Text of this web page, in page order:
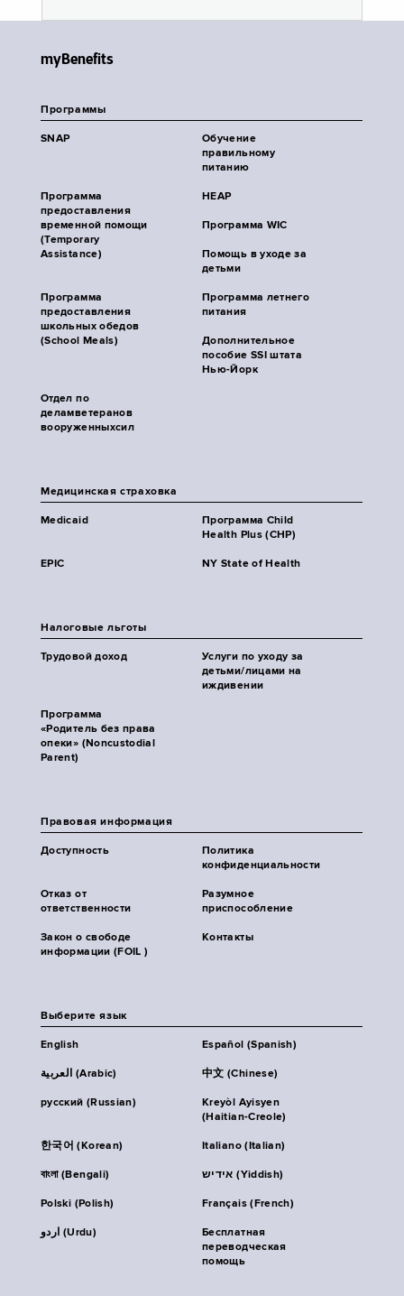
myBenefits
Программы
SNAP
Обучение
правильному
питанию
Программа
предоставления
временной помощи
(Temporary
Assistance)
HEAP
Программа WIC
Помощь в уходе за
детьми
Программа
предоставления
школьных обедов
(School Meals)
Программа летнего
питания
Дополнительное
пособие SSI штата
Нью-Йорк
Отдел по
деламветеранов
вооруженныхсил
Медицинская страховка
Medicaid
Программа Child
Health Plus (CHP)
EPIC NY State of Health
Налоговые льготы
Трудовой доход
Услуги по уходу за
детьми/лицами на
иждивении
Программа
«Родитель без права
опеки» (Noncustodial
Parent)
Правовая информация
Доступность
Политика
конфиденциальности
Отказ от
ответственности
Разумное
приспособление
Закон о свободе
информации (FOIL )
Контакты
Выберите язык
English Español (Spanish)
العربية (Arabic) 中文 (Chinese)
русский (Russian)
Kreyòl Ayisyen
(Haitian-Creole)
한국어 (Korean) Italiano (Italian)
বাংলা (Bengali) אידיש (Yiddish)
Polski (Polish) Français (French)
اردو (Urdu)
Бесплатная
переводческая
помощь